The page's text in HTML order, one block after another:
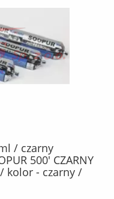
/ czarny
500' CZARNY
kolor - czarny /
kleju 307730 /